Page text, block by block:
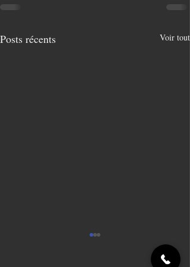
Posts récents Voir tout